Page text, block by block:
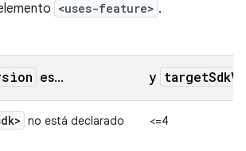
<uses-feature> .
es… y
no está declarado <=4